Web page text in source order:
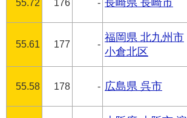
55.72 176 - 長崎県 長崎市
55.61 177 -
福岡県 北九州市
小倉北区
55.58 178 - 広島県 呉市